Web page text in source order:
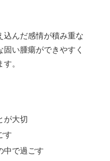
込んだ感情が積み重な
い腫瘍ができやすく
。
が大切
す
中で過ごす